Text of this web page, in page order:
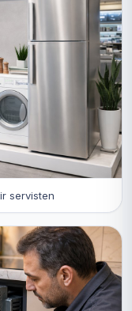
servisten